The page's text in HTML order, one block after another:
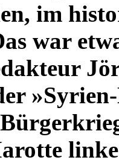
im
war